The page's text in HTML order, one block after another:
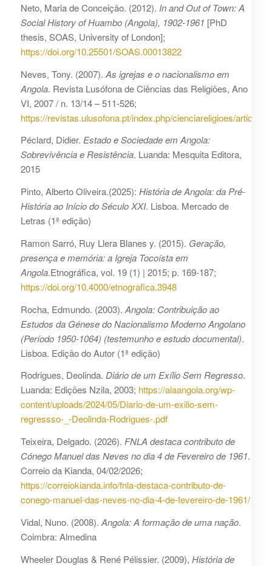
Neto, Maria de Conceição. (2012). In and Out of Town: A
Social History of Huambo (Angola), 1902-1961 [PhD
thesis, SOAS, University of London];
https://doi.org/10.25501/SOAS.00013822
Neves, Tony. (2007). As igrejas e o nacionalismo em
Angola. Revista Lusófona de Ciências das Religiões, Ano
VI, 2007 / n. 13/14 – 511-526;
https://revistas.ulusofona.pt/index.php/cienciareligioes/article/
Péclard, Didier. Estado e Sociedade em Angola:
Sobrevivência e Resistência. Luanda: Mesquita Editora,
2015
Pinto, Alberto Oliveira.(2025): História de Angola: da Pré-
História ao Início do Século XXI. Lisboa. Mercado de
Letras (1ª edição)
Ramon Sarró, Ruy Llera Blanes y. (2015). Geração,
presença e memória: a Igreja Tocoísta em
Angola.Etnográfica, vol. 19 (1) | 2015; p. 169-187;
https://doi.org/10.4000/etnografica.3948
Rocha, Edmundo. (2003). Angola: Contribuição ao
Estudos da Génese do Nacionalismo Moderno Angolano
(Período 1950-1064) (testemunho e estudo documental).
Lisboa. Edição do Autor (1ª edição)
Rodrigues, Deolinda. Diário de um Exílio Sem Regresso.
Luanda: Edições Nzila, 2003; https://aiaangola.org/wp-
content/uploads/2024/05/Diario-de-um-exilio-sem-
regressso-_-Deolinda-Rodrigues-.pdf
Teixeira, Delgado. (2026). FNLA destaca contributo de
Cónego Manuel das Neves no dia 4 de Fevereiro de 1961.
Correio da Kianda, 04/02/2026;
https://correiokianda.info/fnla-destaca-contributo-de-
conego-manuel-das-neves-no-dia-4-de-fevereiro-de-1961/
Vidal, Nuno. (2008). Angola: A formação de uma nação.
Coimbra: Almedina
Wheeler Douglas & René Pélissier. (2009), História de